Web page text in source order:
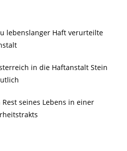
lebenslanger Haft verurteilte
in die Haftanstalt Stein
seines Lebens in einer